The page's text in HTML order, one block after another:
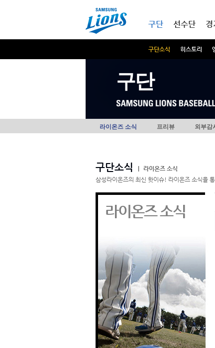
구단
구단소식 히스토리
선수단 경
구단
라이온즈 소식 프리뷰 외부감
구단소식
라이온즈 소식
삼성라이온즈의 최신 핫이슈! 라이온즈 소식을
라이온즈 소식